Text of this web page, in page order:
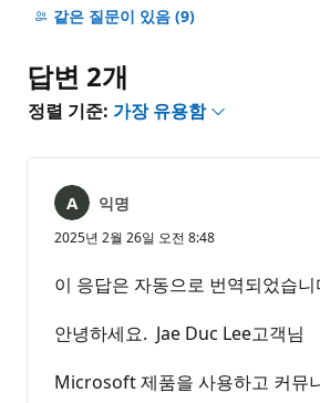
명
음
같은 질문이 있음 (9)
답변 2개
정렬 기준: 가장 유용함
익명
2025년 2월 26일 오전 8:48
이 응답은 자동으로 번역되었습
안녕하세요. Jae Duc Lee고객님
Microsoft 제품을 사용하고 커뮤